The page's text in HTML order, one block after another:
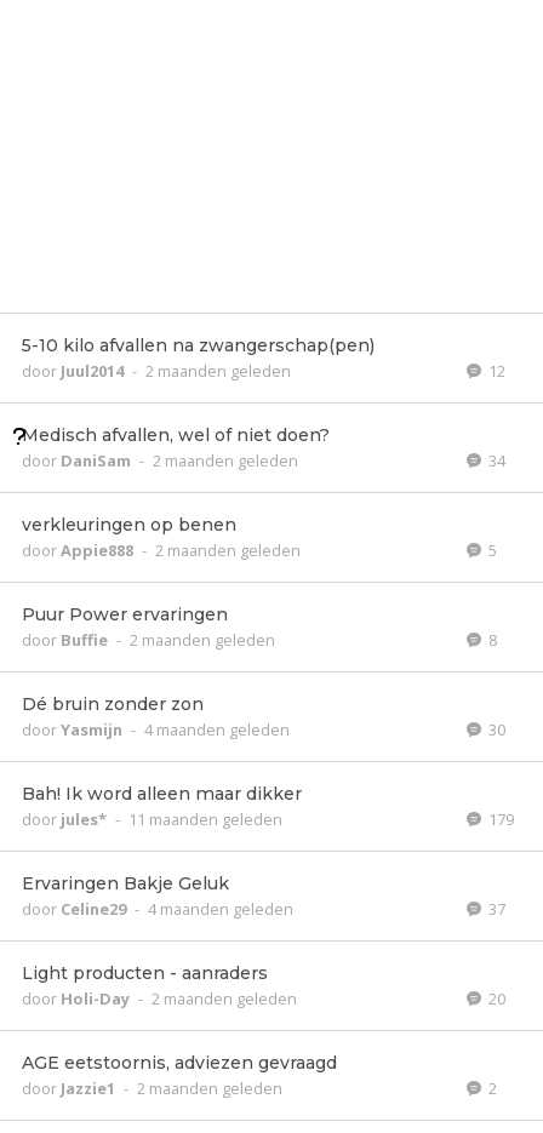
5-10 kilo afvallen na zwangerschap(pen)
door Juul2014 - 2 maanden geleden 12
Medisch afvallen, wel of niet doen?
door DaniSam - 2 maanden geleden 34
verkleuringen op benen
doorAppie888 - 2 maanden geleden 5
Puur Power ervaringen
door Buffie - 2 maanden geleden 8
Dé bruin zonder zon
doorYasmijn - 4 maanden geleden 30
Bah! Ik word alleen maar dikker
door jules* - 11 maanden geleden 179
Ervaringen Bakje Geluk
door Celine29 - 4 maanden geleden 37
Light producten - aanraders
door Holi-Day - 2 maanden geleden 20
AGE eetstoornis, adviezen gevraagd
door Jazzie1 - 2 maanden geleden 2